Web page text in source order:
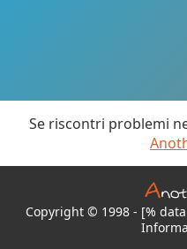
Se riscontri problemi
Copyright © 1998 - [%